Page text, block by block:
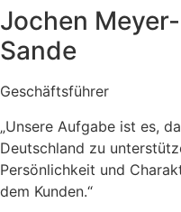
Jochen
Sande
Geschäftsführer
„Unsere Aufgabe ist es,
Deutschland zu
Persönlichkeit und
dem Kunden.“